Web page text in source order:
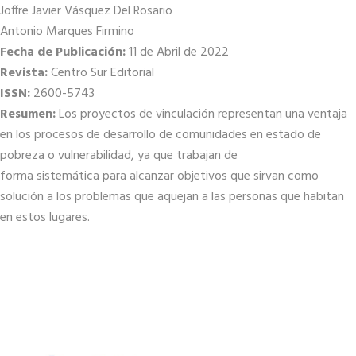
Joffre Javier Vásquez Del Rosario
Antonio Marques Firmino
Fecha de Publicación:11 de Abril de 2022
Revista:Centro Sur Editorial
ISSN:2600-5743
Resumen:Los proyectos de vinculación representan una ventaja
en los procesos de desarrollo de comunidades en estado de
pobreza o vulnerabilidad, ya que trabajan de
forma sistemática para alcanzar objetivos que sirvan como
solución a los problemas que aquejan a las personas que habitan
en estos lugares.